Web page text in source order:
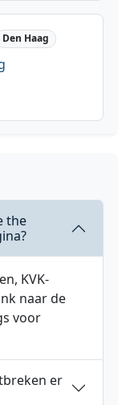
Den Haag
the
KVK-
naar de
voor
er